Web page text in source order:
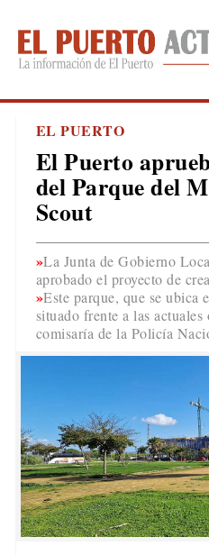
EL PUERTO
El Puerto
del Parque del
Scout
La Junta de Gobierno
aprobado el proyecto de
Este parque, que se ubica
situado frente a las actuales
comisaría de la Policía